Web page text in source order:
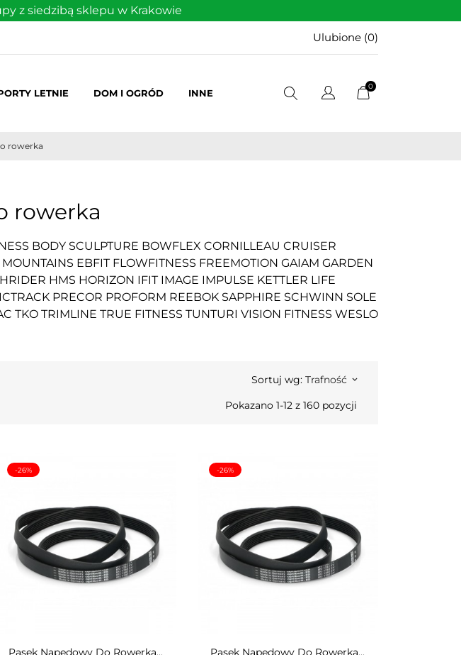
z siedzibą sklepu w Krakowie
Ulubione (0)
LETNIE DOM I OGRÓD INNE
0
rowerka
rowerka
BODY SCULPTURE BOWFLEX CORNILLEAU CRUISER
EBFIT FLOWFITNESS FREEMOTION GAIAM GARDEN
HMS HORIZON IFIT IMAGE IMPULSE KETTLER LIFE
PRECOR PROFORM REEBOK SAPPHIRE SCHWINN SOLE
TKO TRIMLINE TRUE FITNESS TUNTURI VISION FITNESS WESLO
Sortuj wg: Trafność keyboard_arrow_down
Pokazano 1-12 z 160 pozycji
Pasek Napędowy Do Rowerka...
-26%
Pasek Napędowy Do Rowerka...
-26%